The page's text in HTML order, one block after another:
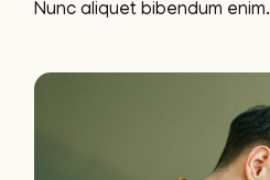
Nunc aliquet bibendum enim.